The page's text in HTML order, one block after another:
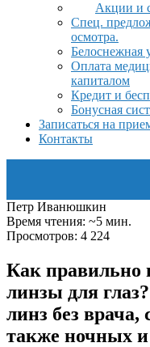
Акции и
Спец.
осмотра.
Белоснежная
Оплата
капиталом
Кредит и
Бонусная
Записаться на
Контакты
Петр Иванюшкин
Время чтения: ~5 мин.
Просмотров: 4 224
Как правильно
линзы для
линз без врача,
также ночных и